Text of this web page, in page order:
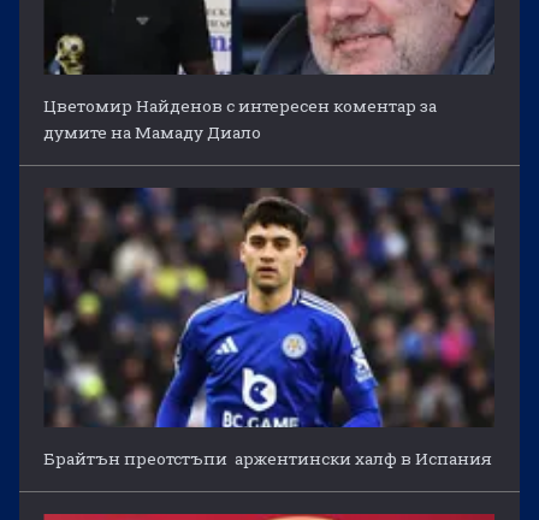
Цветомир Найденов с интересен коментар за
думите на Мамаду Диало
Брайтън преотстъпи аржентински халф в Испания